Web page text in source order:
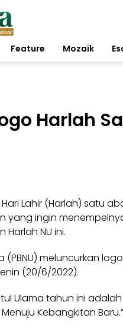
Feature Mozaik
Harlah
Lahir (Harlah) satu
yang ingin
NU ini.
meluncurkan
(20/6/2022).
Ulama tahun ini
Kebangkitan Baru.”